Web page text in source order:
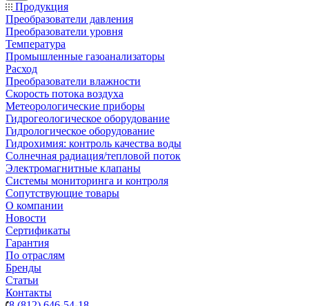
Продукция
Преобразователи давления
Преобразователи уровня
Температура
Промышленные газоанализаторы
Расход
Преобразователи влажности
Скорость потока воздуха
Метеорологические приборы
Гидрогеологическое оборудование
Гидрологическое оборудование
Гидрохимия: контроль качества воды
Солнечная радиация/тепловой поток
Электромагнитные клапаны
Системы мониторинга и контроля
Сопутствующие товары
О компании
Новости
Сертификаты
Гарантия
По отраслям
Бренды
Статьи
Контакты